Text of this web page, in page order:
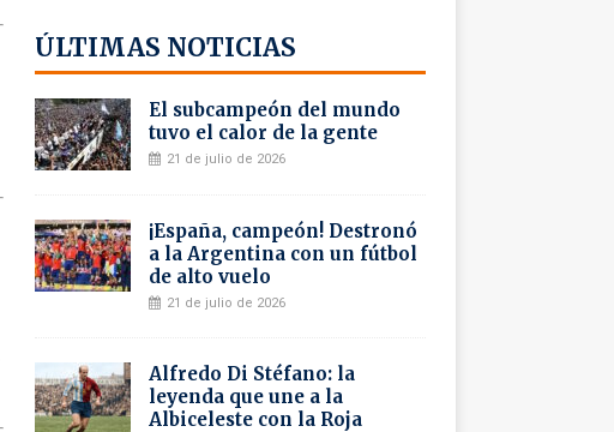
ÚLTIMAS NOTICIAS
El subcampeón del mundo
tuvo el calor de la gente
21 de julio de 2026
¡España, campeón! Destronó
a la Argentina con un fútbol
de alto vuelo
21 de julio de 2026
Alfredo Di Stéfano: la
leyenda que une a la
Albiceleste con la Roja